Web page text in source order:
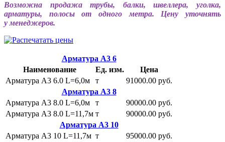
Возможна продажа трубы, балки, швеллера, уголка,
арматуры, полосы от одного метра. Цену уточнять
у менеджеров.
Наименование Ед. изм. Цена
Арматура А3 6
Арматура А3 6.0 L=6,0м т
91000.00 руб.
Арматура А3 8
Арматура А3 8.0 L=6,0м
т
90000.00 руб.
Арматура А3 8.0 L=11,7м т
90000.00 руб.
Арматура А3 10
Арматура А3 10 L=11,7м т
95000.00 руб.